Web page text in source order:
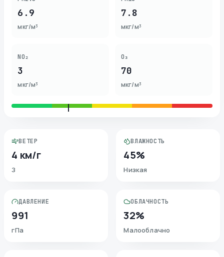
6.9
мкг/м³
7.8
мкг/м³
NO₂
3
мкг/м³
O₃
70
мкг/м³
ВЕТЕР
4 км/г
З
ВЛАЖНОСТЬ
45%
Низкая
ДАВЛЕНИЕ
991
гПа
ОБЛАЧНОСТЬ
32%
Малооблачно